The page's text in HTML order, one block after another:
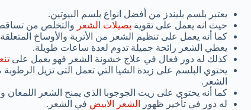
يعتبر بلسم بليندز من أفضل انواع بلسم البيوتين.
حيث انه يعمل على تقوية بصيلات الشعر والتخلص من
كما أنه يعمل على تنظيم الشعر من الأتربة والأوساخ
يعطي الشعر رائحة جميلة تدوم لعدة ساعات طويلة.
كذلك له دور فعال في علاج خشونة الشعر فهو يعمل على
يحتوي البلسم على زبدة الشيا التي تعمل التى تزيل
الشعر.
كما أنه يحتوي على زيت الجوجوبا الذي يمنح الشعر اللمعان
له دور في تأخير ظهور
الشعر الابيض في الشعر.